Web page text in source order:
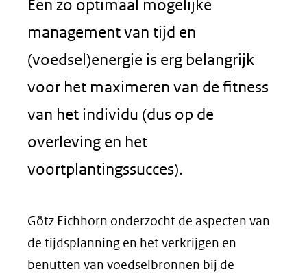
Een zo optimaal mogelijke
management van tijd en
(voedsel)energie is erg belangrijk
voor het maximeren van de fitness
van het individu (dus op de
overleving en het
voortplantingssucces).
Götz Eichhorn onderzocht de aspecten van
de tijdsplanning en het verkrijgen en
benutten van voedselbronnen bij de